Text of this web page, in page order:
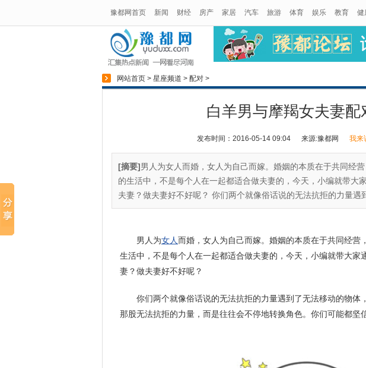
豫都网首页 新闻 财经 房产 家居 汽车 旅游 体育 娱乐 教育 健
网站首页 > 星座频道 > 配对 >
白羊男与摩羯女夫妻配
发布时间：2016-05-14 09:04 来源:豫都网 我来
[摘要]男人为女人而婚，女人为自己而嫁。婚姻的本质在于共同经
的生活中，不是每个人在一起都适合做夫妻的，今天，小编就带大
夫妻？做夫妻好不好呢？ 你们两个就像俗话说的无法抗拒的力量遇
男人为女人而婚，女人为自己而嫁。婚姻的本质在于共同经营
生活中，不是每个人在一起都适合做夫妻的，今天，小编就带大家
妻？做夫妻好不好呢？
你们两个就像俗话说的无法抗拒的力量遇到了无法移动的物体
那股无法抗拒的力量，而是往往会不停地转换角色。你们可能都坚